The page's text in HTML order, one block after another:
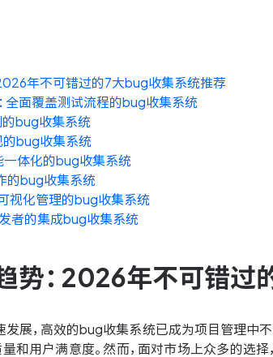
年不可错过的7大bug收集系统推荐
全面覆盖测试流程的bug收集系统
的bug收集系统
的bug收集系统
一体化的bug收集系统
的bug收集系统
视化管理的bug收集系统
者的集成bug收集系统
势：2026年不可错过
发展，高效的bug收集系统已成为项目管理中
和用户满意度。然而，面对市场上众多的选